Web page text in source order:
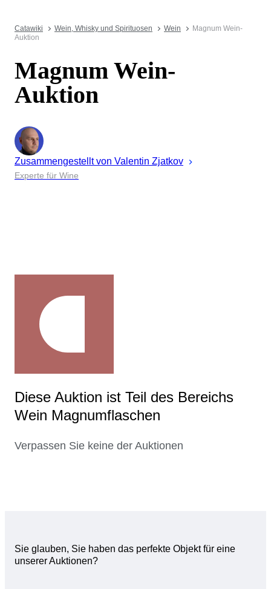
Catawiki Wein, Whisky und Spirituosen Wein
Magnum Wein-
Auktion
Magnum Wein-
Auktion
Zusammengestellt von Valentin Zjatkov
Experte für Wine
Diese Auktion ist Teil des Bereichs
Wein Magnumflaschen
Verpassen Sie keine der Auktionen
Sie glauben, Sie haben das perfekte Objekt für eine
unserer Auktionen?